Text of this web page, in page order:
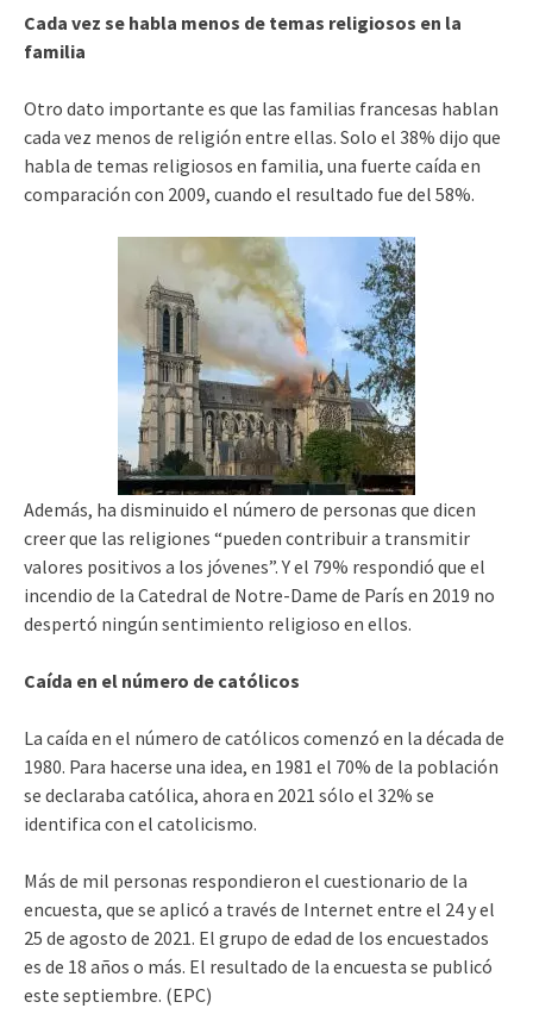
Cada vez se habla menos de temas religiosos en la
familia
Otro dato importante es que las familias francesas hablan
cada vez menos de religión entre ellas. Solo el 38% dijo que
habla de temas religiosos en familia, una fuerte caída en
comparación con 2009, cuando el resultado fue del 58%.
Además, ha disminuido el número de personas que dicen
creer que las religiones “pueden contribuir a transmitir
valores positivos a los jóvenes”. Y el 79% respondió que el
incendio de la Catedral de Notre-Dame de París en 2019 no
despertó ningún sentimiento religioso en ellos.
Caída en el número de católicos
La caída en el número de católicos comenzó en la década de
1980. Para hacerse una idea, en 1981 el 70% de la población
se declaraba católica, ahora en 2021 sólo el 32% se
identifica con el catolicismo.
Más de mil personas respondieron el cuestionario de la
encuesta, que se aplicó a través de Internet entre el 24 y el
25 de agosto de 2021. El grupo de edad de los encuestados
es de 18 años o más. El resultado de la encuesta se publicó
este septiembre. (EPC)